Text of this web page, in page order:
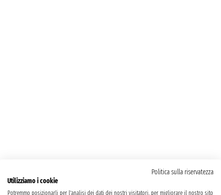
Politica sulla riservatezza
Utilizziamo i cookie
Potremmo posizionarli per l'analisi dei dati dei nostri visitatori, per migliorare il nostro sito